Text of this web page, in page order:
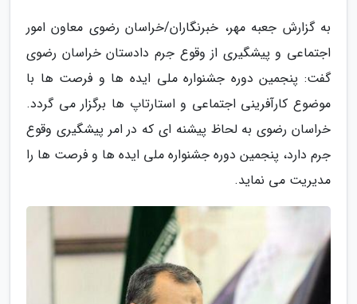
به گزارش جعبه مهر، خبرنگاران/خراسان رضوی معاون امور
اجتماعی و پیشگیری از وقوع جرم دادستان خراسان رضوی
گفت: پنجمین دوره جشنواره ملی ایده ها و فرصت ها با
موضوع کارآفرینی اجتماعی و استارتاپ ها برگزار می گردد.
خراسان رضوی به لحاظ پیشنه ای که در امر پیشگیری وقوع
جرم دارد، پنجمین دوره جشنواره ملی ایده ها و فرصت ها را
مدیریت می نماید.